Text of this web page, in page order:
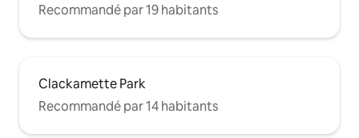
Recommandé par 19 habitants
Clackamette Park
Recommandé par 14 habitants